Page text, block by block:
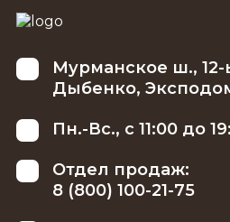
Мурманское ш.,
Дыбенко,
Пн.-Вс., с 11:00 до
Отдел продаж:
8 (800) 100-21-75